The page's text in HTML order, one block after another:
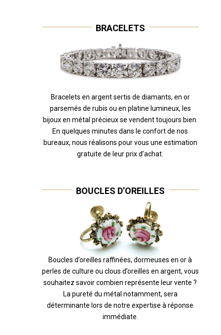
BRACELETS
Bracelets en argent sertis de diamants, en or
parsemés de rubis ou en platine lumineux, les
bijoux en métal précieux se vendent toujours bien.
En quelques minutes dans le confort de nos
bureaux, nous réalisons pour vous une estimation
gratuite de leur prix d’achat.
BOUCLES D’OREILLES
Boucles d’oreilles raffinées, dormeuses en or à
perles de culture ou clous d’oreilles en argent, vous
souhaitez savoir combien représente leur vente ?
La pureté du métal notamment, sera
déterminante lors de notre expertise à réponse
immédiate.